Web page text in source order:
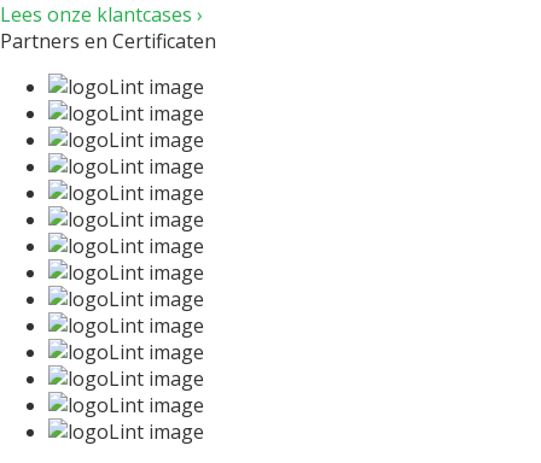
Lees onze klantcases ›
Partners en Certificaten